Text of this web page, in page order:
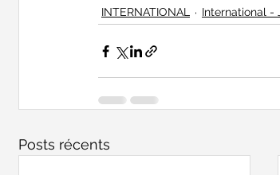
INTERNATIONAL International -
Posts récents